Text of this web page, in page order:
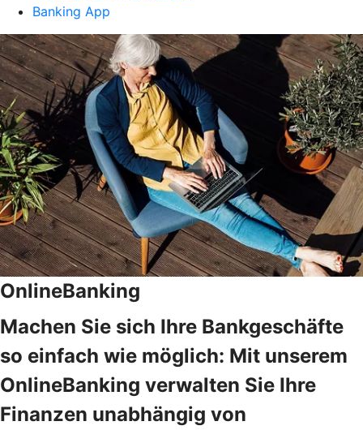
Banking App
OnlineBanking
Machen Sie sich Ihre Bankgeschäfte
so einfach wie möglich: Mit unserem
OnlineBanking verwalten Sie Ihre
Finanzen unabhängig von